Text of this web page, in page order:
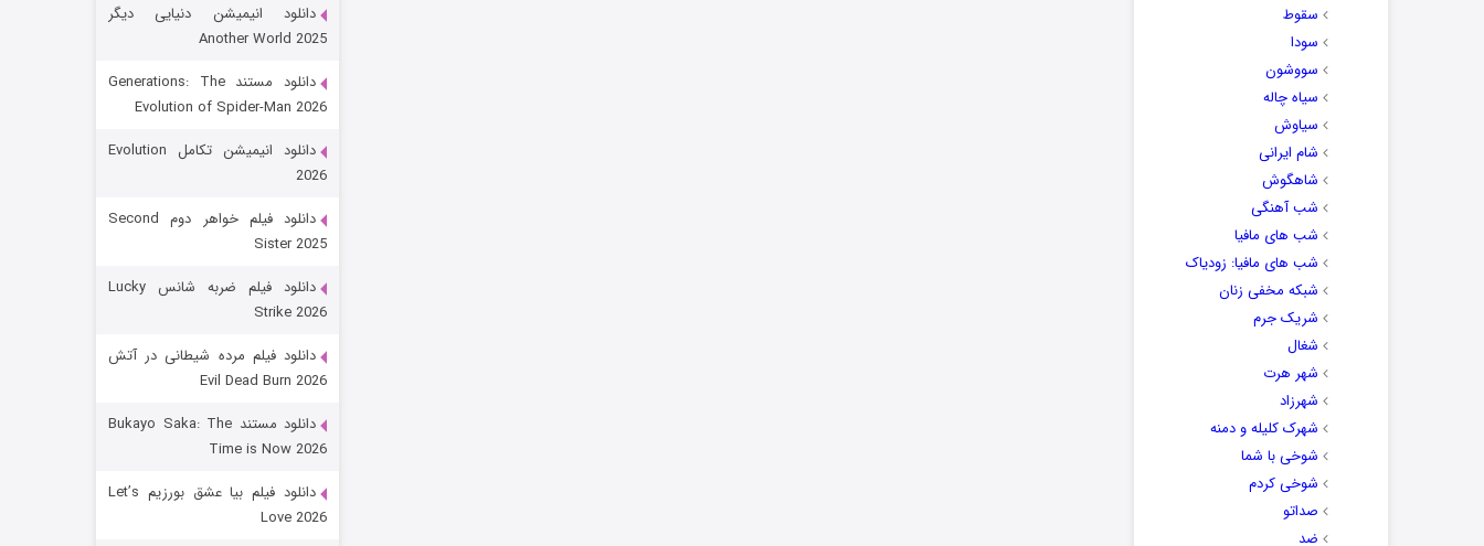
سقوط
سودا
سووشون
سیاه چاله
سیاوش
شام ایرانی
شاهگوش
شب آهنگی
شب های مافیا
شب های مافیا: زودیاک
شبکه مخفی زنان
شریک جرم
شغال
شهر هرت
شهرزاد
شهرک کلیله و دمنه
شوخی با شما
شوخی کردم
صداتو
ضد
قسمت۱۵ (دوبله)
زیرزمین
قسمت
دانلود انیمیشن دنیایی دیگر
Another World 2025
دانلود مستند Generations: The
Evolution of Spider-Man 2026
دانلود انیمیشن تکامل Evolution
2026
دانلود فیلم خواهر دوم Second
Sister 2025
دانلود فیلم ضربه شانس Lucky
Strike 2026
دانلود فیلم مرده شیطانی در آتش
Evil Dead Burn 2026
دانلود مستند Bukayo Saka: The
Time is Now 2026
دانلود فیلم بیا عشق بورزیم Let’s
Love 2026